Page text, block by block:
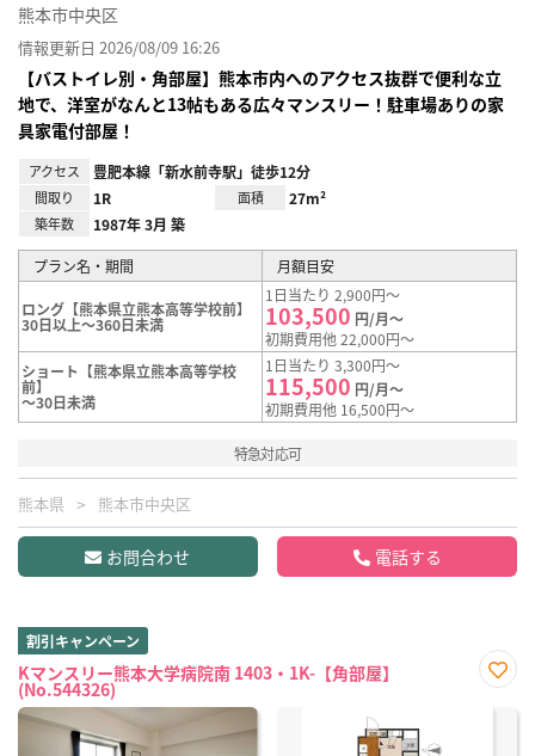
熊本市中央区
情報更新日 2026/08/09 16:26
【バストイレ別・角部屋】熊本市内へのアクセス抜群で便利な立
地で、洋室がなんと13帖もある広々マンスリー！駐車場ありの家
具家電付部屋！
アクセス 豊肥本線「新水前寺駅」徒歩12分
間取り 1R 面積 27m²
築年数 1987年 3月 築
プラン名・期間 月額目安
ロング【熊本県立熊本高等学校前】
30日以上～360日未満
1日当たり 2,900円～
103,500 円/月～
初期費用他 22,000円～
ショート【熊本県立熊本高等学校
前】
～30日未満
1日当たり 3,300円～
115,500 円/月～
初期費用他 16,500円～
特急対応可
熊本県 熊本市中央区
お問合わせ 電話する
割引キャンペーン
Kマンスリー熊本大学病院南 1403・1K-【角部屋】
(No.544326)
に入